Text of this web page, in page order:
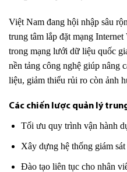
Việt Nam đang hội nhập sâu
trung tâm lắp đặt mạng
trong mạng lưới dữ liệu quốc
nền tảng công nghệ giúp nâng
liệu, giảm thiểu rủi ro còn ảnh
Các chiến lược quản lý
Tối ưu quy trình vận hành
Xây dựng hệ thống giám
Đào tạo liên tục cho nhân